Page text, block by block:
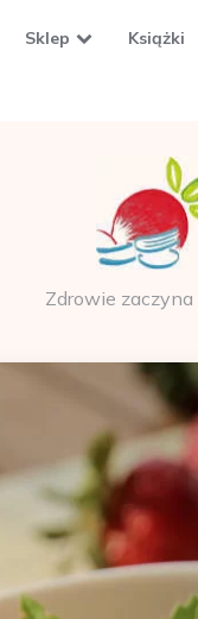
Sklep Książki
Zdrowie